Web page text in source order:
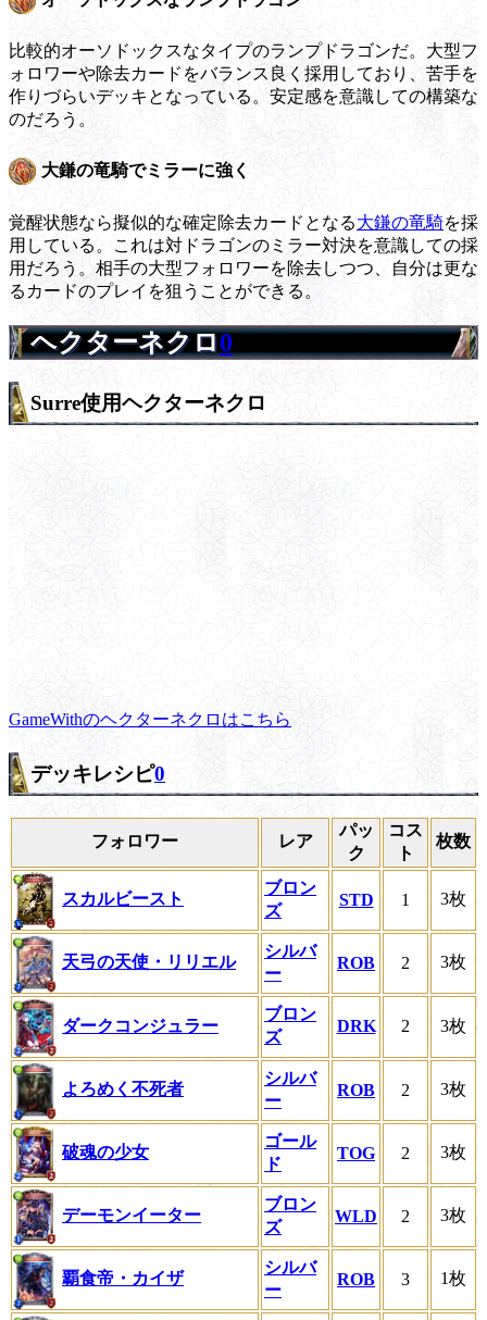
比較的オーソドックスなタイプのランプドラゴンだ。大型フ
ォロワーや除去カードをバランス良く採用しており、苦手を
作りづらいデッキとなっている。安定感を意識しての構築な
のだろう。
大鎌の竜騎でミラーに強く
覚醒状態なら擬似的な確定除去カードとなる大鎌の竜騎を採
用している。これは対ドラゴンのミラー対決を意識しての採
用だろう。相手の大型フォロワーを除去しつつ、自分は更な
るカードのプレイを狙うことができる。
ヘクターネクロ0
Surre使用ヘクターネクロ
GameWithのヘクターネクロはこちら
デッキレシピ0
フォロワー レア
パッ
ク
コス
ト
枚数
スカルビースト
ブロン
ズ
STD 1 3枚
天弓の天使・リリエル
シルバ
ー
ROB 2 3枚
ダークコンジュラー
ブロン
ズ
DRK 2 3枚
よろめく不死者
シルバ
ー
ROB 2 3枚
破魂の少女
ゴール
ド
TOG 2 3枚
デーモンイーター
ブロン
ズ
WLD 2 3枚
覇食帝・カイザ
シルバ
ー
ROB 3 1枚